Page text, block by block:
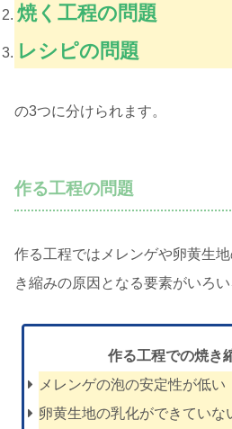
焼く工程の問題
レシピの問題
の3つに分けられます。
作る工程の問題
作る工程ではメレンゲや卵黄生
き縮みの原因となる要素がいろい
作る工程での焼き
メレンゲの泡の安定性が低い
卵黄生地の乳化ができていな